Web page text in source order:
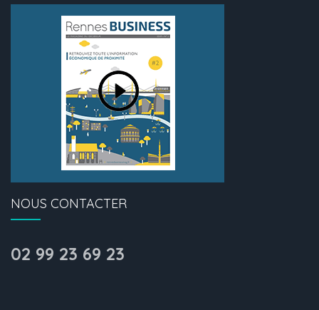
NOUS CONTACTER
02 99 23 69 23